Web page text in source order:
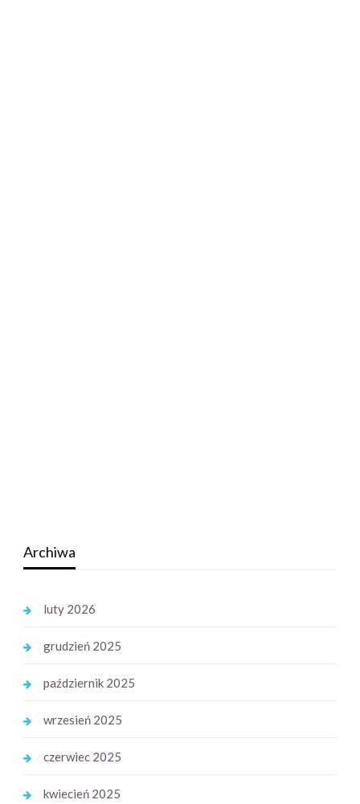
Archiwa
luty 2026
grudzień 2025
październik 2025
wrzesień 2025
czerwiec 2025
kwiecień 2025